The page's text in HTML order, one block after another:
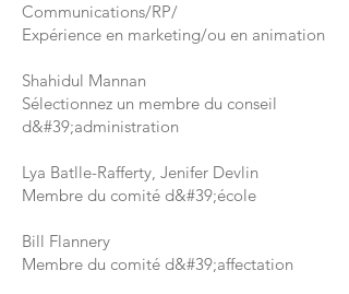
Communications/RP/
Expérience en marketing/ou en animation
Shahidul Mannan
Sélectionnez un membre du conseil
d&#39;administration
Lya Batlle-Rafferty, Jenifer Devlin
Membre du comité d&#39;école
Bill Flannery
Membre du comité d&#39;affectation